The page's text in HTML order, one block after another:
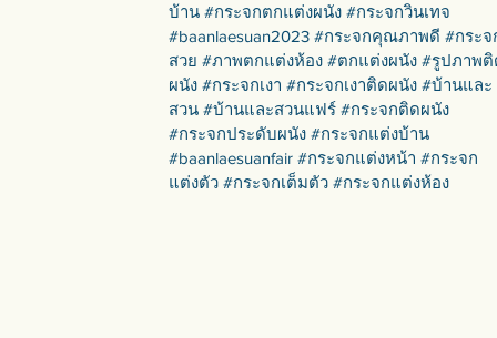
บ้าน #กระจกตกแต่งผนัง #กระจกวินเทจ
#baanlaesuan2023 #กระจกคุณภาพดี #กระจ
สวย #ภาพตกแต่งห้อง #ตกแต่งผนัง #รูปภาพ
ผนัง #กระจกเงา #กระจกเงาติดผนัง #บ้านและ
สวน #บ้านและสวนแฟร์ #กระจกติดผนัง
#กระจกประดับผนัง #กระจกแต่งบ้าน
#baanlaesuanfair #กระจกแต่งหน้า #กระจก
แต่งตัว #กระจกเต็มตัว #กระจกแต่งห้อง